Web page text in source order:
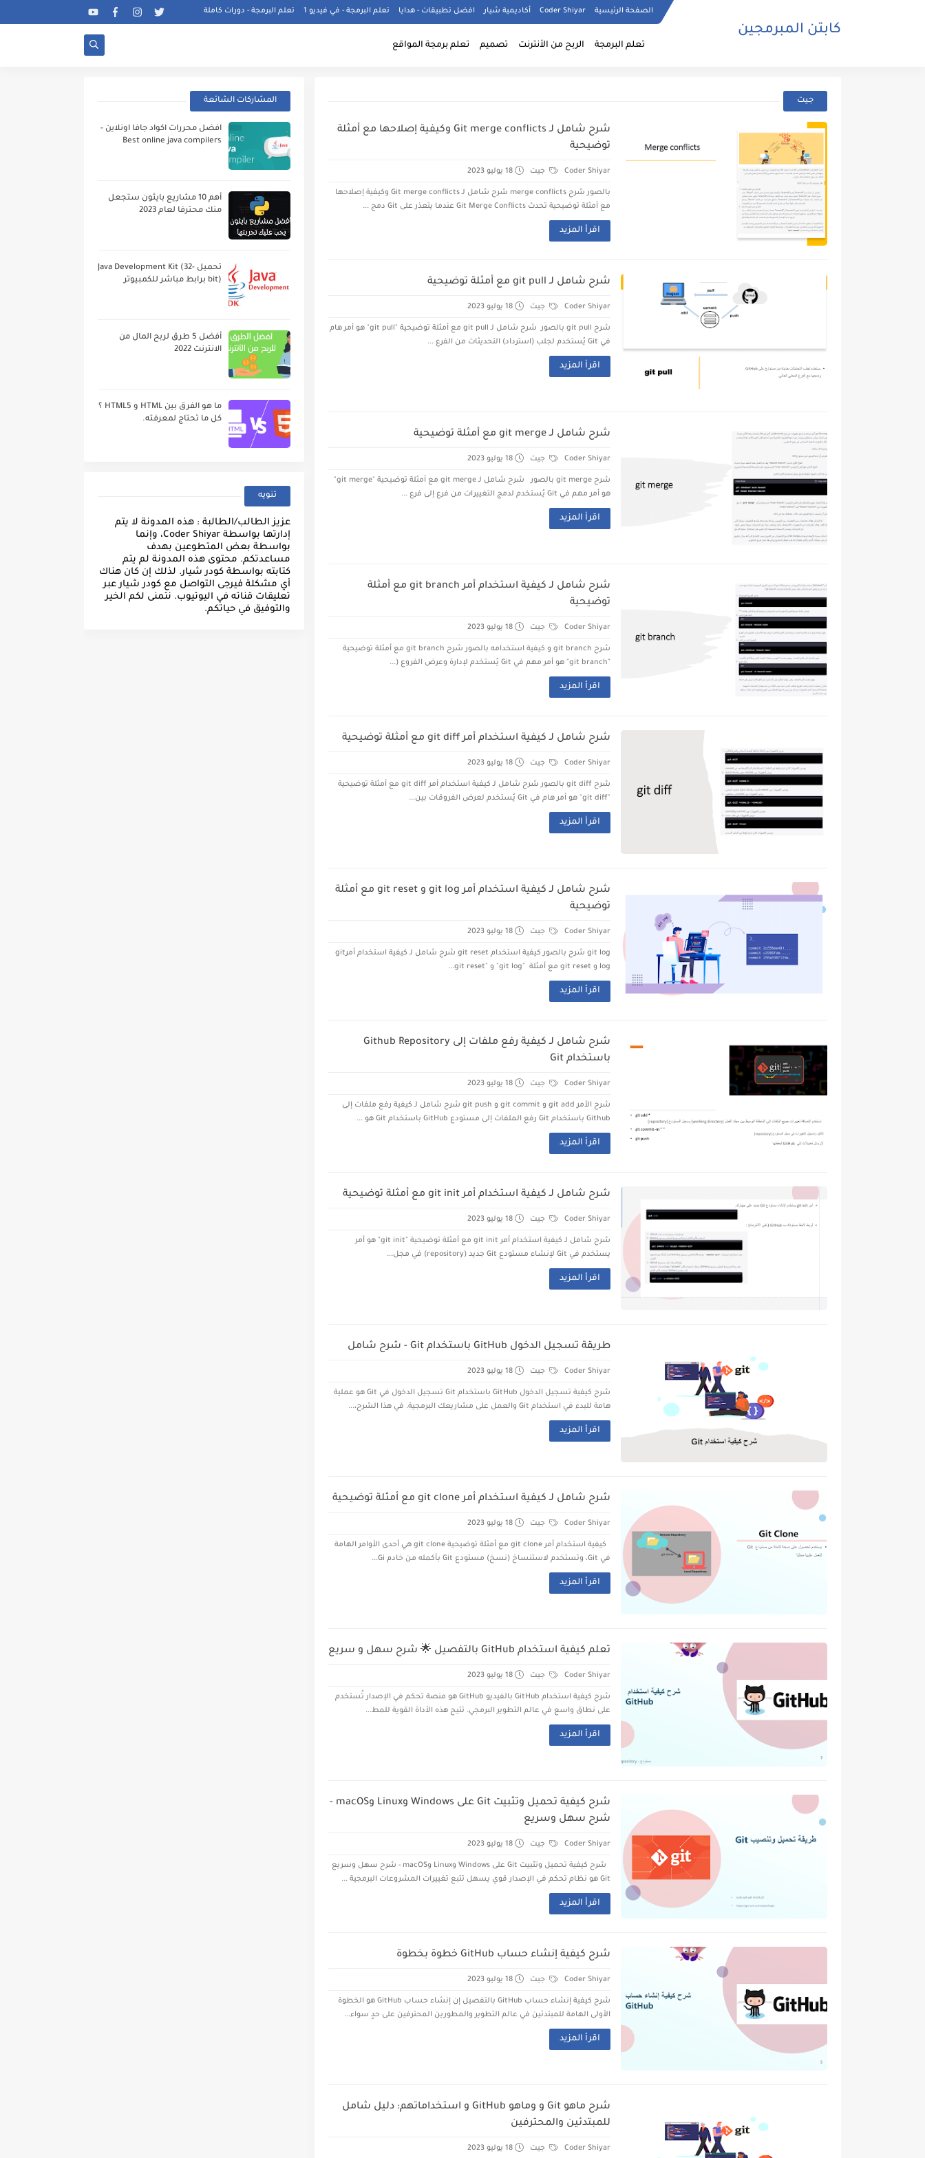
الصفحة الرئيسية Coder Shiyar أكاديمية شيار افضل تطبيقات - هدايا تعلم البرمجة - في فيديو 1 تعلم البرمجة - دورات كاملة
كابتن المبرمجين
تعلم البرمجة الربح من الأنترنت تصميم تعلم برمجة المواقع
جيت
شرح شامل لـ Git merge conflicts وكيفية إصلاحها مع أمثلة
توضيحية
Coder Shiyar جيت 18 يوليو 2023
بالصور شرح merge conflicts شرح شامل لـ Git merge conflicts وكيفية إصلاحها
مع أمثلة توضيحية تحدث Git Merge Conflicts عندما يتعذر على Git دمج ...
اقرأ المزيد
شرح شامل لـ git pull مع أمثلة توضيحية
Coder Shiyar جيت 18 يوليو 2023
شرح git pull بالصور شرح شامل لـ git pull مع أمثلة توضيحية "git pull" هو أمر هام
في Git يُستخدم لجلب (استرداد) التحديثات من الفرع ...
اقرأ المزيد
شرح شامل لـ git merge مع أمثلة توضيحية
Coder Shiyar جيت 18 يوليو 2023
شرح git merge بالصور شرح شامل لـ git merge مع أمثلة توضيحية "git merge"
هو أمر مهم في Git يُستخدم لدمج التغييرات من فرع إلى فرع ...
اقرأ المزيد
شرح شامل لـ كيفية استخدام أمر git branch مع أمثلة
توضيحية
Coder Shiyar جيت 18 يوليو 2023
شرح git branch و كيفية استخدامه بالصور شرح git branch مع أمثلة توضيحية
"git branch" هو أمر مهم في Git يُستخدم لإدارة وعرض الفروع (...
اقرأ المزيد
شرح شامل لـ كيفية استخدام أمر git diff مع أمثلة توضيحية
Coder Shiyar جيت 18 يوليو 2023
شرح git diff بالصور شرح شامل لـ كيفية استخدام أمر git diff مع أمثلة توضيحية
"git diff" هو أمر هام في Git يُستخدم لعرض الفروقات بين...
اقرأ المزيد
شرح شامل لـ كيفية استخدام أمر git log و git reset مع أمثلة
توضيحية
Coder Shiyar جيت 18 يوليو 2023
git log شرح بالصور كيفية استخدام git reset شرح شامل لـ كيفية استخدام أمرgit
log و git reset مع أمثلة "git log" و "git reset...
اقرأ المزيد
شرح شامل لـ كيفية رفع ملفات إلى Github Repository
باستخدام Git
Coder Shiyar جيت 18 يوليو 2023
شرح الأمر git add و git commit و git push شرح شامل لـ كيفية رفع ملفات إلى
Github باستخدام Git رفع الملفات إلى مستودع GitHub باستخدام Git هو ...
اقرأ المزيد
شرح شامل لـ كيفية استخدام أمر git init مع أمثلة توضيحية
Coder Shiyar جيت 18 يوليو 2023
شرح شامل لـ كيفية استخدام أمر git init مع أمثلة توضيحية "git init" هو أمر
يستخدم في Git لإنشاء مستودع Git جديد (repository) في مجل...
اقرأ المزيد
طريقة تسجيل الدخول GitHub باستخدام Git - شرح شامل
Coder Shiyar جيت 18 يوليو 2023
شرح كيفية تسجيل الدخول GitHub باستخدام Git تسجيل الدخول في Git هو عملية
هامة للبدء في استخدام Git والعمل على مشاريعك البرمجية. في هذا الشرح،...
اقرأ المزيد
شرح شامل لـ كيفية استخدام أمر git clone مع أمثلة توضيحية
Coder Shiyar جيت 18 يوليو 2023
كيفية استخدام أمر git clone مع أمثلة توضيحية git clone هي أحدى الأوامر الهامة
في Git، وتستخدم لاستنساخ (نسخ) مستودع Git بأكمله من خادم Gi...
اقرأ المزيد
تعلم كيفية استخدام GitHub بالتفصيل 🌟 شرح سهل و سريع
Coder Shiyar جيت 18 يوليو 2023
شرح كيفية استخدام GitHub بالفيديو GitHub هو منصة تحكم في الإصدار تُستخدم
على نطاق واسع في عالم التطوير البرمجي. تتيح هذه الأداة القوية للمط...
اقرأ المزيد
شرح كيفية تحميل وتثبيت Git على Windows وLinux وmacOS -
شرح سهل وسريع
Coder Shiyar جيت 18 يوليو 2023
شرح كيفية تحميل وتثبيت Git على Windows وLinux وmacOS - شرح سهل وسريع
Git هو نظام تحكم في الإصدار قوي يسهل تتبع تغييرات المشروعات البرمجية ...
اقرأ المزيد
شرح كيفية إنشاء حساب GitHub خطوة بخطوة
Coder Shiyar جيت 18 يوليو 2023
شرح كيفية إنشاء حساب GitHub بالتفصيل إن إنشاء حساب GitHub هو الخطوة
الأولى الهامة للمبتدئين في عالم التطوير والمطورين المحترفين على حدٍ سواء...
اقرأ المزيد
شرح ماهو Git و وماهو GitHub و استخداماتهم: دليل شامل
للمبتدئين والمحترفين
Coder Shiyar جيت 18 يوليو 2023
المشاركات الشائعة
افضل محررات اكواد جافا اونلاين -
Best online java compilers
أهم 10 مشاريع بايثون ستجعل
منك محترفا لعام 2023
تحميل Java Development Kit (32-
bit) برابط مباشر للكمبيوتر
أفضل 5 طرق لربح المال من
الانترنت 2022
ما هو الفرق بين HTML و HTML5 ؟
كل ما تحتاج لمعرفته.
تنويه
عزيز الطالب/الطالبة : هذه المدونة لا يتم
إدارتها بواسطة Coder Shiyar، وإنما
بواسطة بعض المتطوعين بهدف
مساعدتكم. محتوى هذه المدونة لم يتم
كتابته بواسطة كودر شيار. لذلك إن كان هناك
أي مشكلة فيرجى التواصل مع كودر شيار عبر
تعليقات قناته في اليوتيوب. نتمنى لكم الخير
والتوفيق في حياتكم.